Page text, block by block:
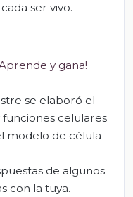
ser vivo.
y gana!
se elaboró el
celulares
modelo de célula
de algunos
con la tuya.